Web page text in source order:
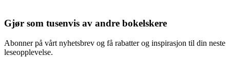
Gjør som tusenvis av andre bokelskere
Abonner på vårt nyhetsbrev og få rabatter og inspirasjon til din neste
leseopplevelse.